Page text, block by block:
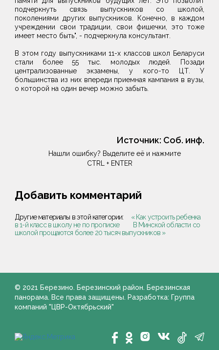
подчеркнуть связь выпускников со школой,
поколениями других выпускников. Конечно, в каждом
учреждении свои традиции, свои фишечки, это тоже
имеет место быть", - подчеркнула консультант.
В этом году выпускниками 11-х классов школ Беларуси
стали более 55 тыс. молодых людей. Позади
централизованные экзамены, у кого-то ЦТ. У
большинства из них впереди приемная кампания в вузы,
о которой на один вечер можно забыть.
Источник: Соб. инф.
Нашли ошибку? Выделите её и нажмите
CTRL + ENTER
Добавить комментарий
Другие материалы в этой категории:
« Как устроить ребенка
в 1-й класс в школу не по прописке
В Минской области со
школой прощаются более 20 тысяч выпускников »
© 2021 Березино. Березинский район. Березинская
панорама. Все права защищены. Разработка: Группа
компаний "ЦВР-Октябрьский"